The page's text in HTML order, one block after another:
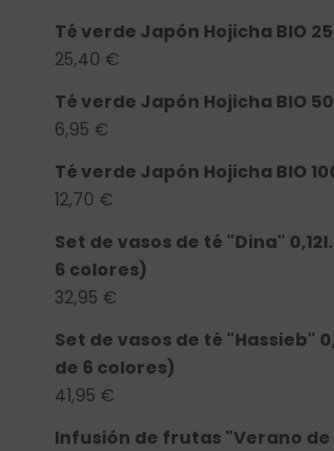
Té verde Japón Hojicha BIO
25,40 €
Té verde Japón Hojicha BIO
6,95 €
Té verde Japón Hojicha BIO
12,70 €
Set de vasos de té "Dina"
6 colores)
32,95 €
Set de vasos de té "Hassieb"
de 6 colores)
41,95 €
Infusión de frutas "Verano de